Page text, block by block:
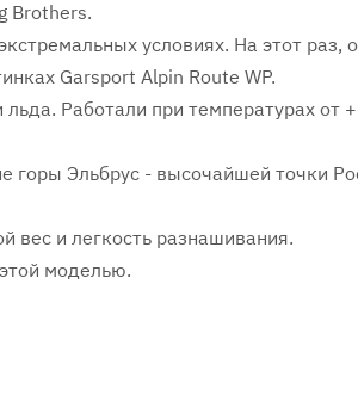
Brothers.
условиях. На этот раз,
Garsport Alpin Route WP.
Работали при температурах от
горы Эльбрус - высочайшей точки
вес и легкость разнашивания.
моделью.